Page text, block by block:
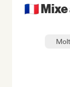
🇫🇷